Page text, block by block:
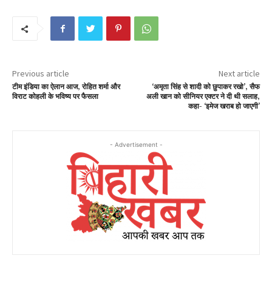
Previous article
टीम इंडिया का ऐलान आज, रोहित शर्मा और
विराट कोहली के भविष्य पर फैसला
Next article
‘अमृता सिंह से शादी को छुपाकर रखो’, सैफ
अली खान को सीनियर एक्टर ने दी थी सलाह,
कहा- ‘इमेज खराब हो जाएगी’
- Advertisement -